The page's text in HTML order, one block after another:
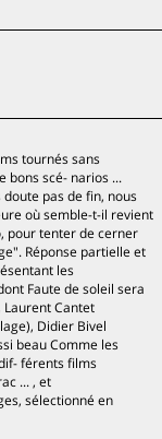
tournés sans
bons scé- narios ...
pas de fin, nous
où semble-t-il revient
pour tenter de cerner
Réponse partielle et
les
Faute de soleil sera
Cantet
Didier Bivel
beau Comme les
férents films
... , et
sélectionné en